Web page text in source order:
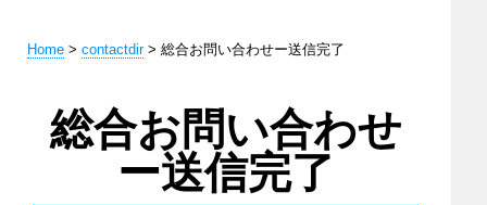
Home > contactdir> 総合お問い合わせー送信完了
総合お問い合わせ
ー送信完了